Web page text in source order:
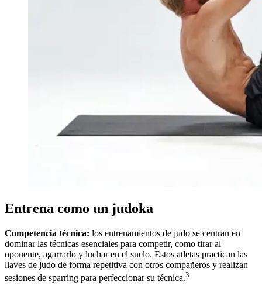
Entrena como un judoka
Competencia técnica: los entrenamientos de judo se centran en
dominar las técnicas esenciales para competir, como tirar al
oponente, agarrarlo y luchar en el suelo. Estos atletas practican las
llaves de judo de forma repetitiva con otros compañeros y realizan
sesiones de sparring para perfeccionar su técnica.3